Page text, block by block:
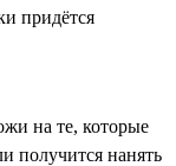
придётся
на те, которые
получится нанять